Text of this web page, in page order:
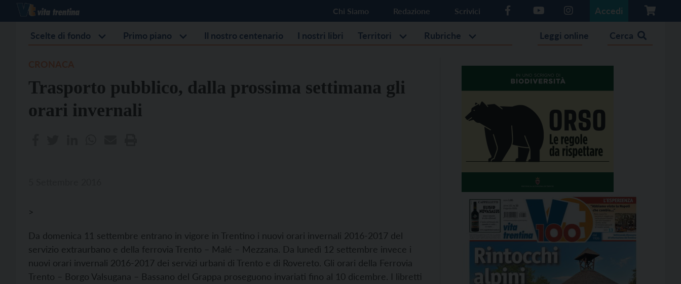
Chi Siamo Redazione Scrivici Accedi
Scelte di fondo Primo piano Il nostro centenario I nostri libri Territori Rubriche Leggi online Cerca
Trasporto pubblico, dalla prossima settimana gli
orari invernali
>
Da domenica 11 settembre entrano in vigore in Trentino i nuovi orari invernali 2016-2017 del
servizio extraurbano e della ferrovia Trento – Malé – Mezzana. Da lunedì 12 settembre invece i
nuovi orari invernali 2016-2017 dei servizi urbani di Trento e di Rovereto. Gli orari della Ferrovia
Trento – Borgo Valsugana – Bassano del Grappa proseguono invariati fino al 10 dicembre. I libretti